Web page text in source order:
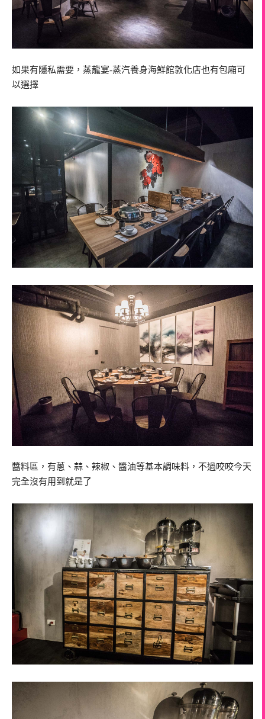
如果有隱私需要，蒸龍宴-蒸汽養身海鮮館敦化店也有包廂可
以選擇
醬料區，有蔥、蒜、辣椒、醬油等基本調味料，不過咬咬今天
完全沒有用到就是了